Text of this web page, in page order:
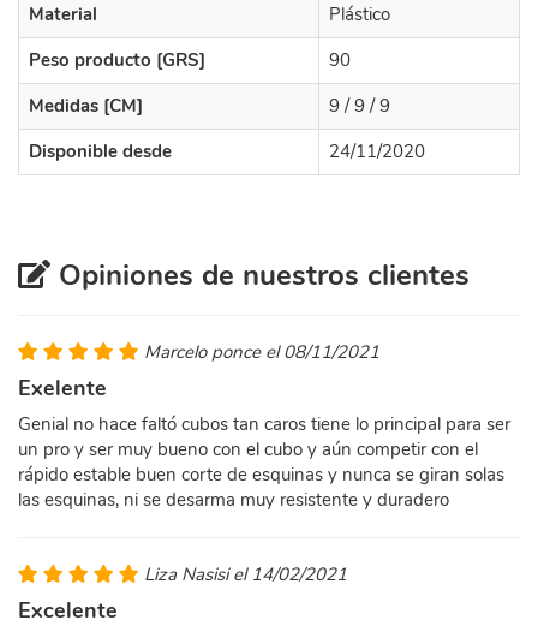
Material
Plástico
Peso producto [GRS]
90
Medidas [CM]
9 / 9 / 9
Disponible desde
24/11/2020
Opiniones de nuestros clientes
Marcelo ponce el 08/11/2021
Exelente
Genial no hace faltó cubos tan caros tiene lo principal para ser
un pro y ser muy bueno con el cubo y aún competir con el
rápido estable buen corte de esquinas y nunca se giran solas
las esquinas, ni se desarma muy resistente y duradero
Liza Nasisi el 14/02/2021
Excelente